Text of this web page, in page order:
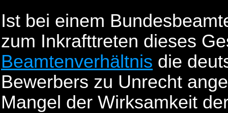
Ist bei einem
zum Inkrafttreten dieses
Beamtenverhältnis die
Bewerbers zu Unrecht
Mangel der Wirksamkeit